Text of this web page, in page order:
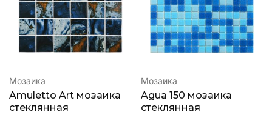
Мозаика
Amuletto Art мозаика
стеклянная
Мозаика
Agua 150 мозаика
стеклянная